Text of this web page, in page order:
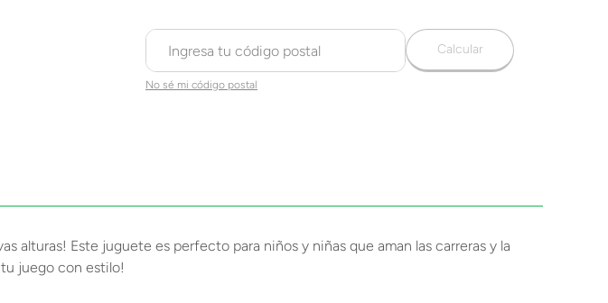
No sé mi código postal
Calcular
alturas! Este juguete es perfecto para niños y niñas que aman las carreras y la
juego con estilo!